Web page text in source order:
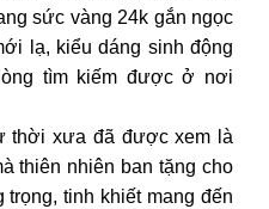
sức vàng 24k gắn ngọc
lạ, kiểu dáng sinh động
tìm kiếm được ở nơi
thời xưa đã được xem là
thiên nhiên ban tặng cho
tinh khiết mang đến